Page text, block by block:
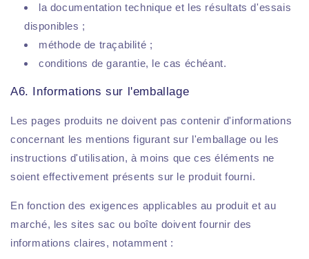
la documentation technique et les résultats d'essais
disponibles ;
méthode de traçabilité ;
conditions de garantie, le cas échéant.
A6. Informations sur l'emballage
Les pages produits ne doivent pas contenir d'informations
concernant les mentions figurant sur l'emballage ou les
instructions d'utilisation, à moins que ces éléments ne
soient effectivement présents sur le produit fourni.
En fonction des exigences applicables au produit et au
marché, les sites sac ou boîte doivent fournir des
informations claires, notamment :